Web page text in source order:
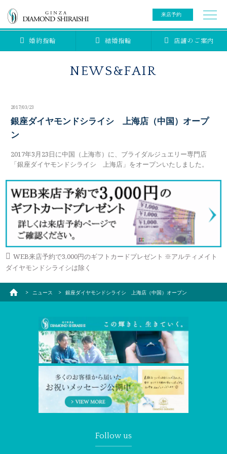
来店予約
婚約指輪 結婚指輪 店舗のご案内
0078-6000-5222
ブライダルリング
セットリング
エタニティリング
クローズアップ
ブライダルアイテム
ティアラ
アニバーサリージュエリー
ベビージュエリー
ラブレタージュエリー
アニバーサリージュエリー
セットリングコレクション
商品クオリティ
ダイヤモンドの品質
ダイヤモンド仕入れのこだわり
指輪の品質・特徴
シライシについて
ブランドコンセプト
お客様への想い
ブライダルリングへの想い
パイオニアの想い
パーフェクトフィットカウンセリング
サービス
シークレットストーン
レーザー刻印サービス
ナノジュエリーコート
永久保証サービス
ニュース・フェア
店舗のご案内
NEWS&FAIR
2017/03/23
銀座ダイヤモンドシライシ 上海店（中国）オープ
ン
2017年3月23日に中国（上海市）に、ブライダルジュエリー専門店
「銀座ダイヤモンドシライシ 上海店」をオープンいたしました。
WEB来店予約で3,000円のギフトカードプレゼント ※アルティメイト
ダイヤモンドシライシは除く
ニュース 銀座ダイヤモンドシライシ 上海店（中国）オープン
Follow us